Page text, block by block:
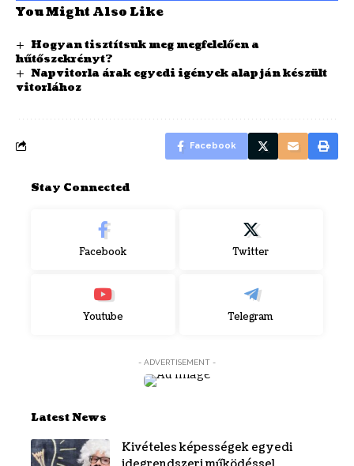
You Might Also Like
Hogyan tisztítsuk meg megfelelően a
hűtőszekrényt?
Napvitorla árak egyedi igények alapján készült
vitorlához
Facebook
Stay Connected
Facebook Twitter
Youtube Telegram
- ADVERTISEMENT -
Latest News
Kivételes képességek egyedi